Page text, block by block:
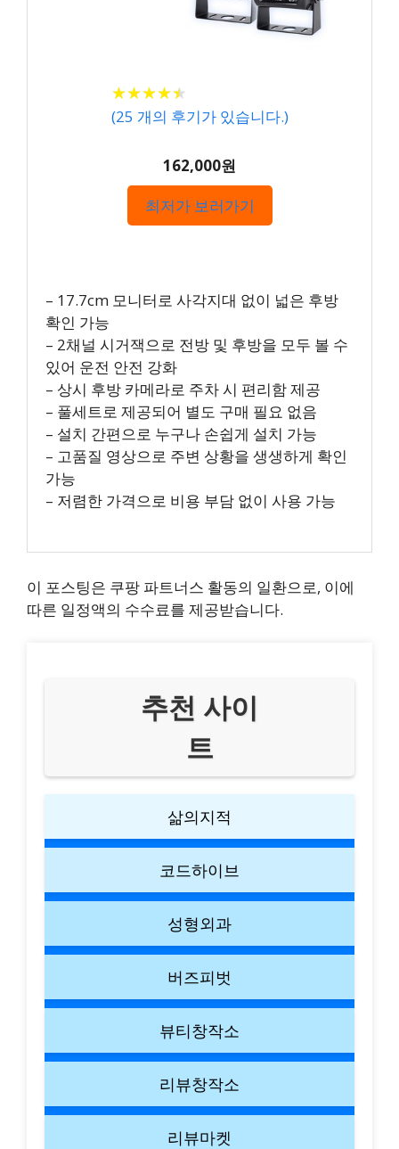
★★★★★
★★★★★
(25 개의 후기가 있습니다.)
162,000원
최저가 보러가기
– 17.7cm 모니터로 사각지대 없이 넓은 후방
확인 가능
– 2채널 시거잭으로 전방 및 후방을 모두 볼 수
있어 운전 안전 강화
– 상시 후방 카메라로 주차 시 편리함 제공
– 풀세트로 제공되어 별도 구매 필요 없음
– 설치 간편으로 누구나 손쉽게 설치 가능
– 고품질 영상으로 주변 상황을 생생하게 확인
가능
– 저렴한 가격으로 비용 부담 없이 사용 가능
이 포스팅은 쿠팡 파트너스 활동의 일환으로, 이에
따른 일정액의 수수료를 제공받습니다.
추천 사이
트
삶의지적
코드하이브
성형외과
버즈피벗
뷰티창작소
리뷰창작소
리뷰마켓